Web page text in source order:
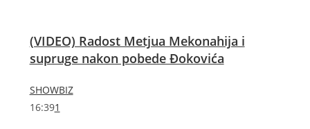
(VIDEO) Radost Metjua Mekonahija i
supruge nakon pobede Đokovića
SHOWBIZ
16:391